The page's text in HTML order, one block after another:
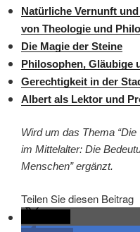
Natür­li­che Ver­nunft
von Theo­lo­gie und
Die Magie der Steine
Phi­lo­so­phen, Gläu­bi­ge
Gerech­tig­keit in der
Albert als Lek­tor und
Wird um das The­ma
im Mit­tel­al­ter: Die
Men­schen” ergänzt.
Tei­len Sie die­sen Beitrag